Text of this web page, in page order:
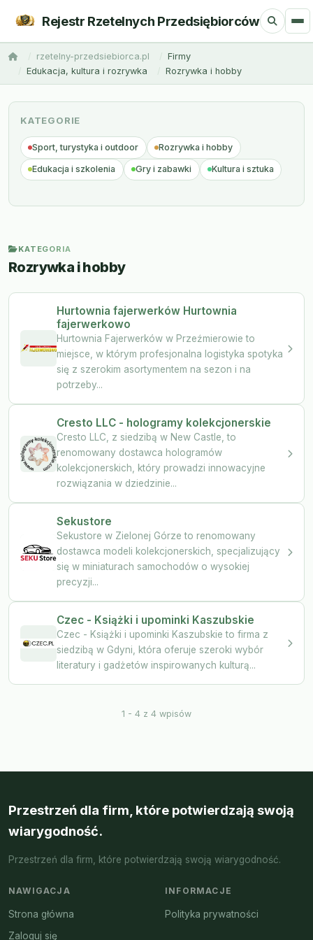
Rejestr Rzetelnych Przedsiębiorców
rzetelny-przedsiebiorca.pl
Firmy
Edukacja, kultura i rozrywka
Rozrywka i hobby
KATEGORIE
Sport, turystyka i outdoor Rozrywka i hobby
Edukacja i szkolenia Gry i zabawki Kultura i sztuka
KATEGORIA
Rozrywka i hobby
Hurtownia fajerwerków Hurtownia
fajerwerkowo
Hurtownia Fajerwerków w Przeźmierowie to
miejsce, w którym profesjonalna logistyka spotyka
się z szerokim asortymentem na sezon i na
potrzeby...
Cresto LLC - hologramy kolekcjonerskie
Cresto LLC, z siedzibą w New Castle, to
renomowany dostawca hologramów
kolekcjonerskich, który prowadzi innowacyjne
rozwiązania w dziedzinie...
Sekustore
Sekustore w Zielonej Górze to renomowany
dostawca modeli kolekcjonerskich, specjalizujący
się w miniaturach samochodów o wysokiej
precyzji...
Czec - Książki i upominki Kaszubskie
Czec - Książki i upominki Kaszubskie to firma z
siedzibą w Gdyni, która oferuje szeroki wybór
literatury i gadżetów inspirowanych kulturą...
1 - 4 z 4 wpisów
Przestrzeń dla firm, które potwierdzają swoją
wiarygodność.
Przestrzeń dla firm, które potwierdzają swoją wiarygodność.
NAWIGACJA
Strona główna
Zaloguj się
INFORMACJE
Polityka prywatności